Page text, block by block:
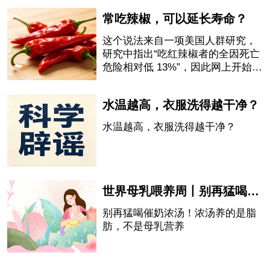
常吃辣椒，可以延长寿命？
这个说法来自一项美国人群研究，
研究中指出“吃红辣椒者的全因死亡
危险相对低 13%”，因此网上开始流
水温越高，衣服洗得越干净？
水温越高，衣服洗得越干净？
世界母乳喂养周丨别再猛喝催奶浓汤！浓汤养的是脂肪，不是母乳营养
别再猛喝催奶浓汤！浓汤养的是脂
肪，不是母乳营养